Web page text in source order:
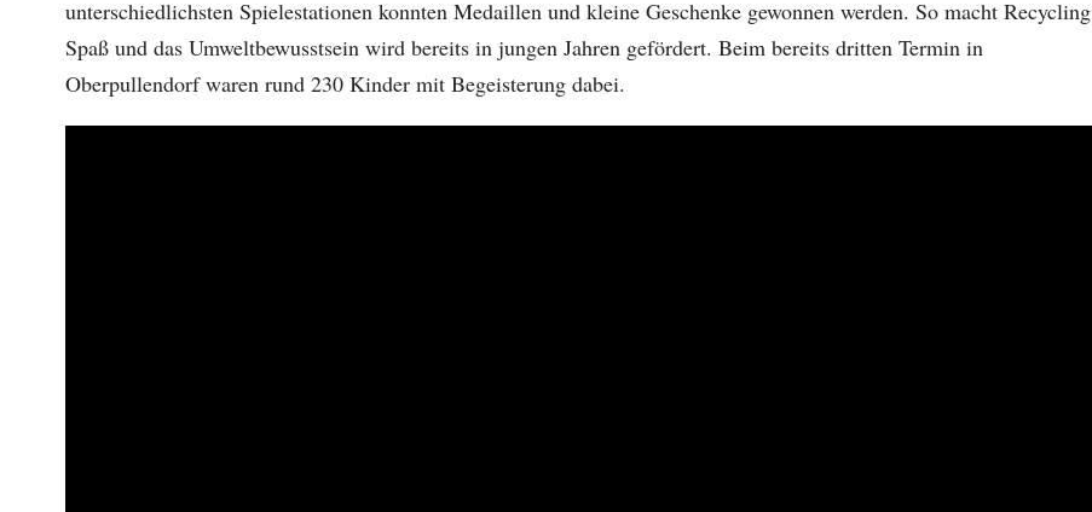
unterschiedlichsten Spielestationen konnten Medaillen und kleine Geschenke gewonnen werden. So macht Recycling
Spaß und das Umweltbewusstsein wird bereits in jungen Jahren gefördert. Beim bereits dritten Termin in
Oberpullendorf waren rund 230 Kinder mit Begeisterung dabei.